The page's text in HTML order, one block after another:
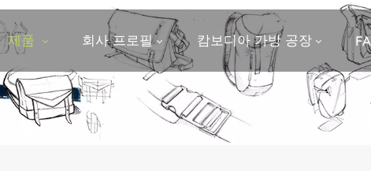
제품 회사 프로필 캄보디아 가방 공장